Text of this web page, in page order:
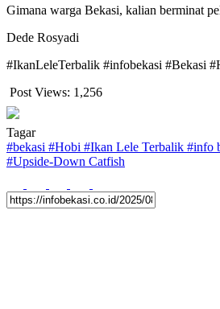
Gimana warga Bekasi, kalian berminat
Dede Rosyadi
#IkanLeleTerbalik #infobekasi #Bekasi
Post Views: 1,256
Tagar
#bekasi #Hobi #Ikan Lele Terbalik #info
#Upside-Down Catfish